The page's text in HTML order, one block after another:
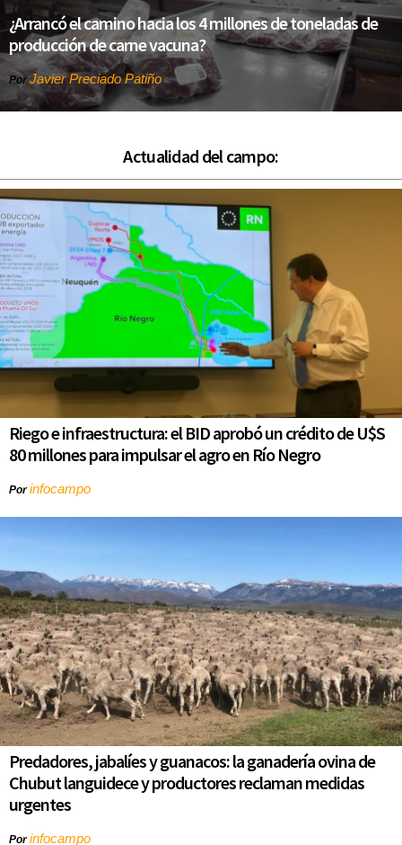
¿Arrancó el camino hacia los 4 millones de toneladas de
producción de carne vacuna?
Por Javier Preciado Patiño
Actualidad del campo:
Riego e infraestructura: el BID aprobó un crédito de U$S
80 millones para impulsar el agro en Río Negro
Porinfocampo
Predadores, jabalíes y guanacos: la ganadería ovina de
Chubut languidece y productores reclaman medidas
urgentes
Porinfocampo